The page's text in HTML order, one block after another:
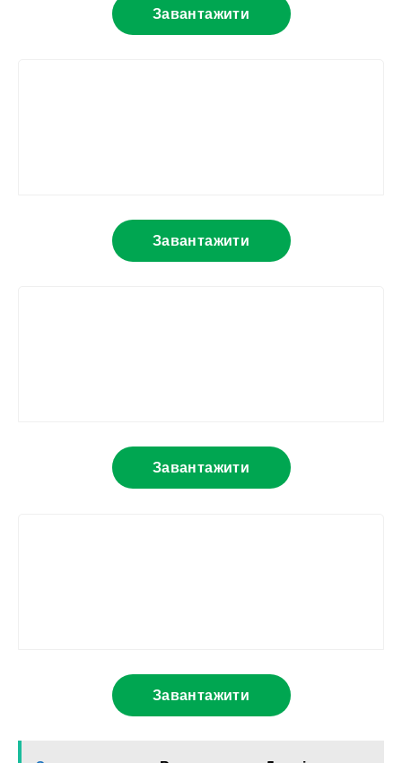
Завантажити
Завантажити
Завантажити
Завантажити